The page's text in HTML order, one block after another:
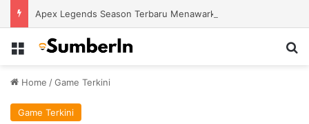
Menu
Home /Game Terkini
Game Terkini